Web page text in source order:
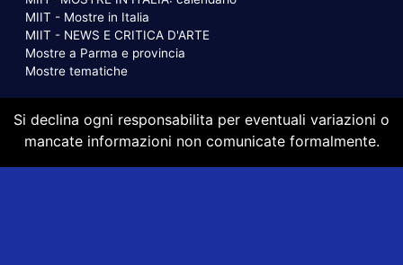
MIIT - Mostre in Italia
MIIT - NEWS E CRITICA D'ARTE
Mostre a Parma e provincia
Mostre tematiche
Si declina ogni responsabilita per eventuali variazioni o
mancate informazioni non comunicate formalmente.